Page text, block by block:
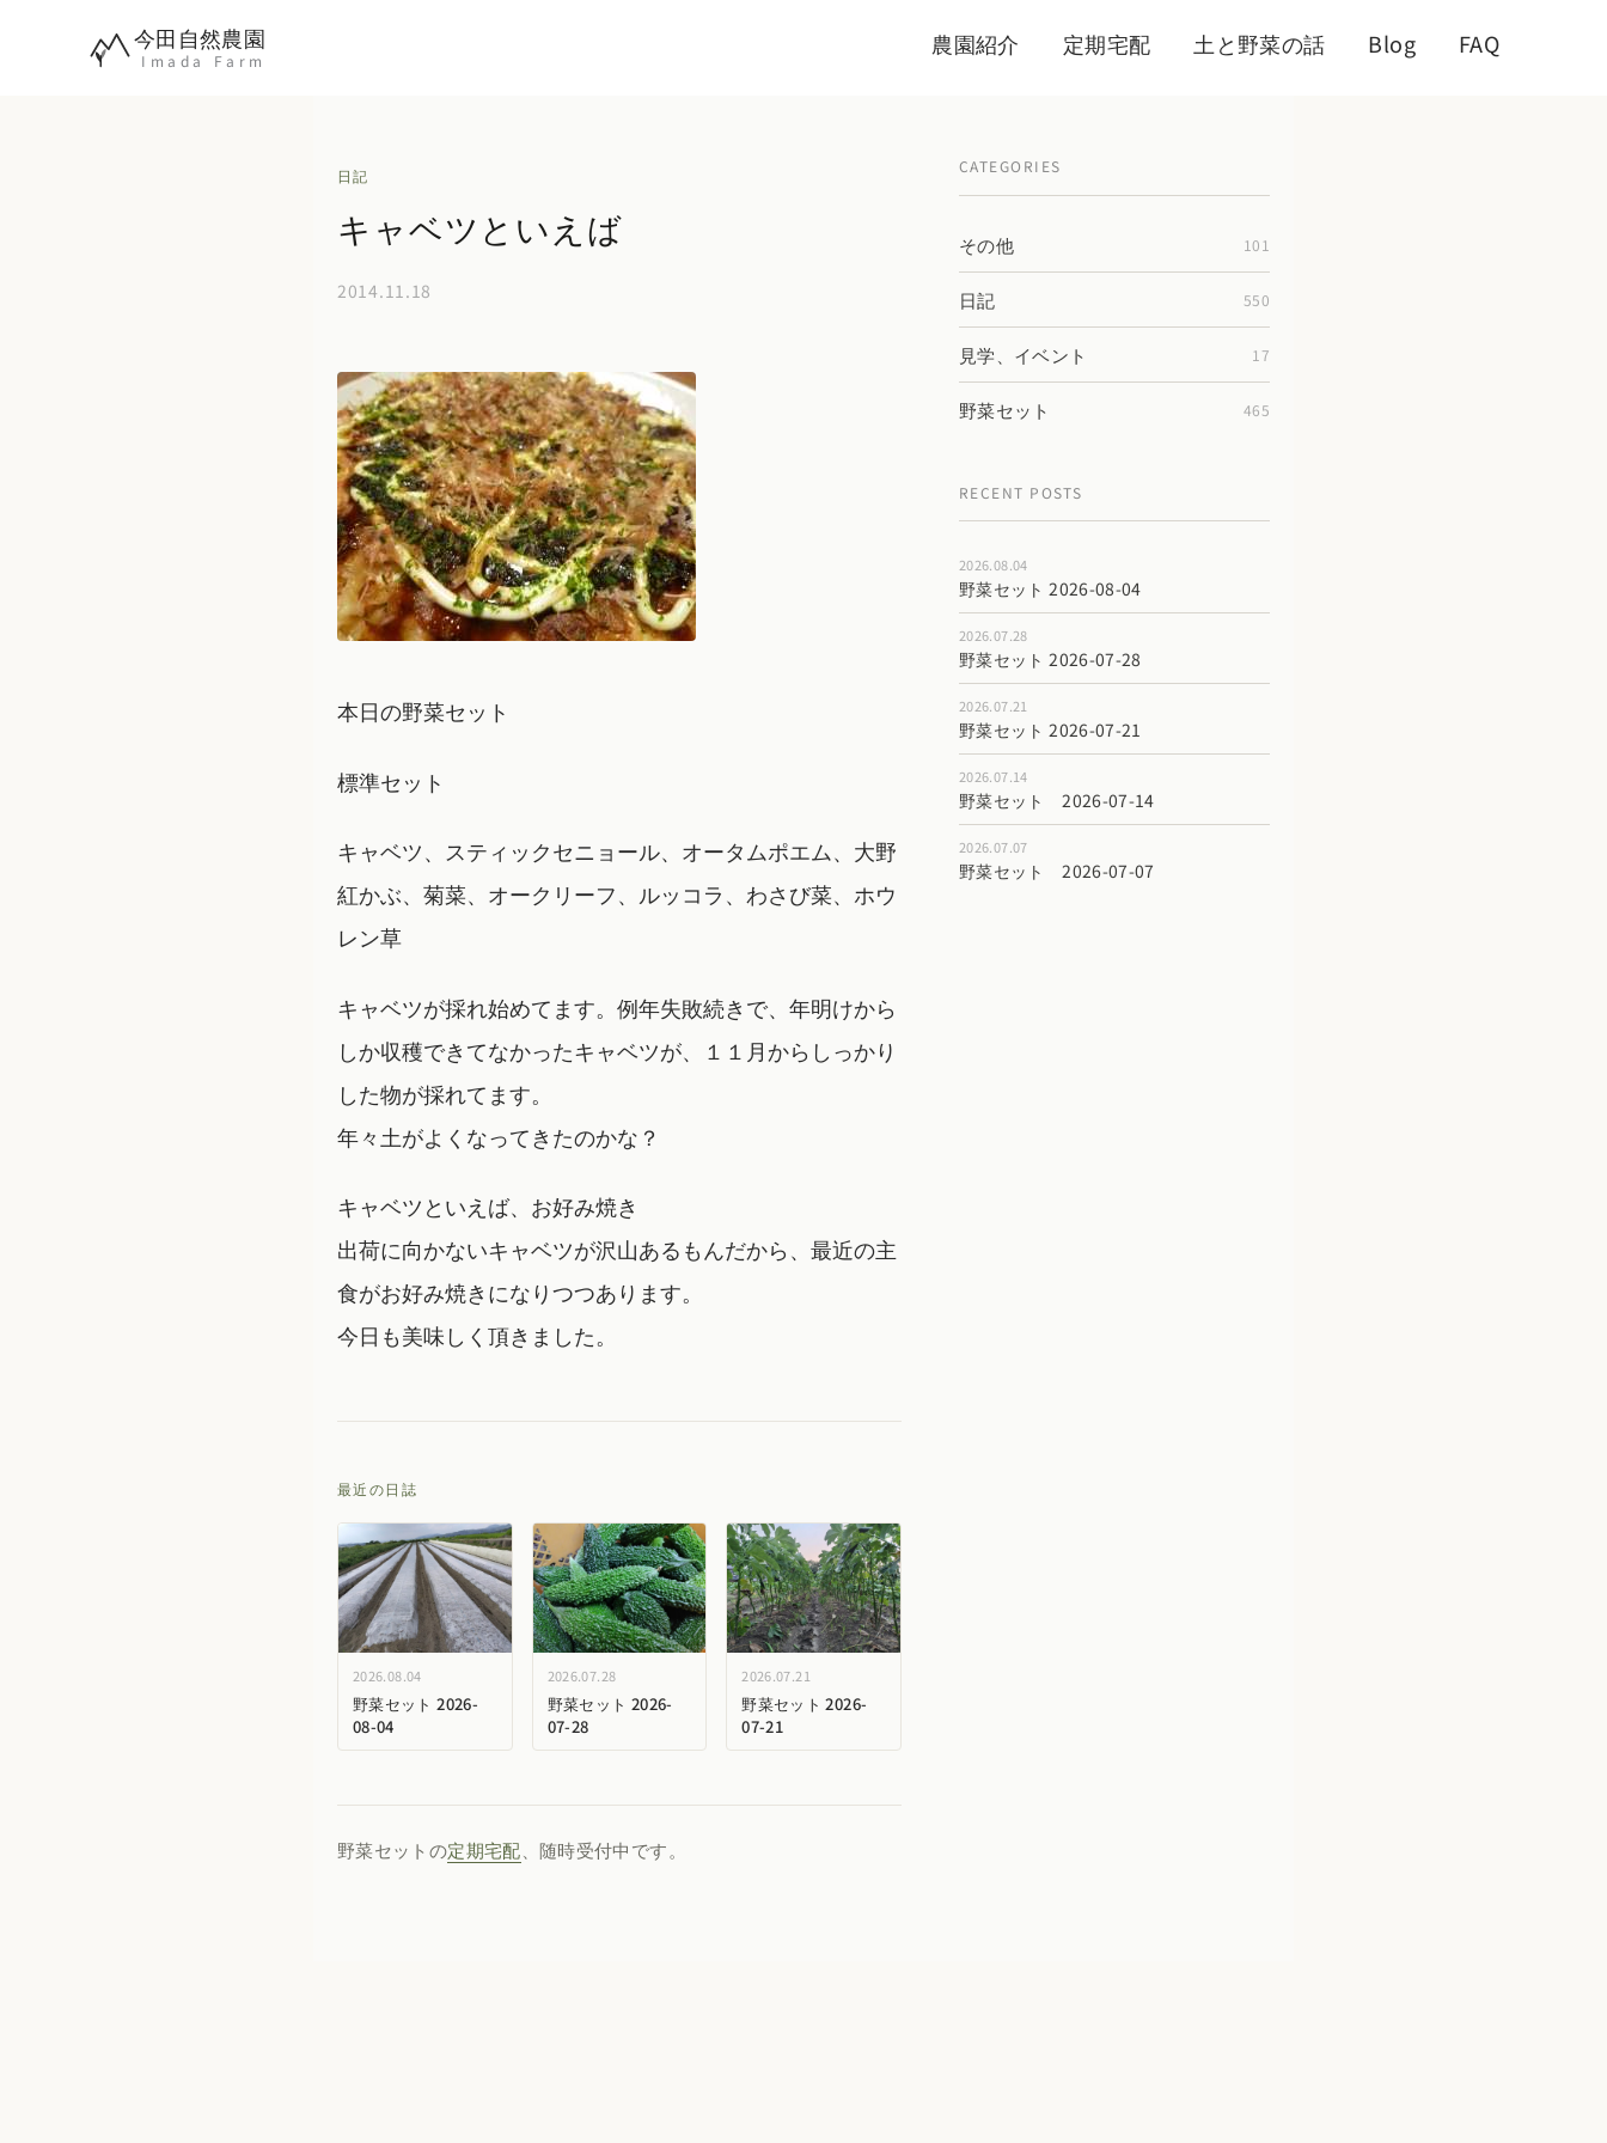
今田自然農園
Imada Farm
農園紹介 定期宅配 土と野菜の話 Blog FAQ
日記
キャベツといえば
2014.11.18
本日の野菜セット
標準セット
キャベツ、スティックセニョール、オータムポエム、大野
紅かぶ、菊菜、オークリーフ、ルッコラ、わさび菜、ホウ
レン草
キャベツが採れ始めてます。例年失敗続きで、年明けから
しか収穫できてなかったキャベツが、１１月からしっかり
した物が採れてます。
年々土がよくなってきたのかな？
キャベツといえば、お好み焼き
出荷に向かないキャベツが沢山あるもんだから、最近の主
食がお好み焼きになりつつあります。
今日も美味しく頂きました。
最近の日誌
2026.08.04
野菜セット 2026-
08-04
2026.07.28
野菜セット 2026-
07-28
2026.07.21
野菜セット 2026-
07-21
野菜セットの定期宅配 、随時受付中です。
CATEGORIES
その他 101
日記 550
見学、イベント 17
野菜セット 465
RECENT POSTS
2026.08.04
野菜セット 2026-08-04
2026.07.28
野菜セット 2026-07-28
2026.07.21
野菜セット 2026-07-21
2026.07.14
野菜セット 2026-07-14
2026.07.07
野菜セット 2026-07-07